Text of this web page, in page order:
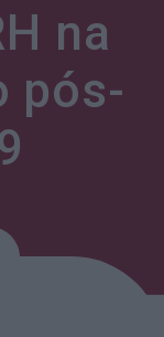
na
pós-